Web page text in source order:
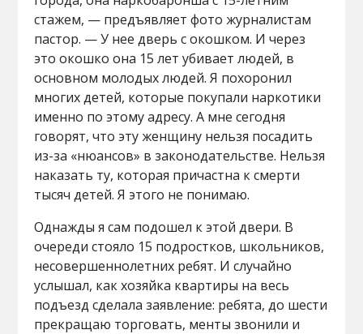
стажем, — предъявляет фото журналистам
пастор. — У нее дверь с окошком. И через
это окошко она 15 лет убивает людей, в
основном молодых людей. Я похоронил
многих детей, которые покупали наркотики
именно по этому адресу. А мне сегодня
говорят, что эту женщину нельзя посадить
из-за «нюансов» в законодательстве. Нельзя
наказать ту, которая причастна к смерти
тысяч детей. Я этого не понимаю.
Однажды я сам подошел к этой двери. В
очереди стояло 15 подростков, школьников,
несовершеннолетних ребят. И случайно
услышал, как хозяйка квартиры на весь
подъезд сделала заявление: ребята, до шести
прекращаю торговать, менты звонили и